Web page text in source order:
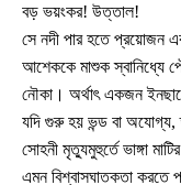
বড় ভয়ংকর! উত্তাল!
সে নদী পার হতে প্রয়োজন
আশেককে মাশুক স্বানিধ্যে
নৌকা। অর্থাৎ একজন
যদি গুরু হয় ভন্ড বা অযোগ্য,
সোহনী মৃত্যুমুহুর্তে ভাঙ্গা
এমন বিশ্বাসঘাতকতা করতে